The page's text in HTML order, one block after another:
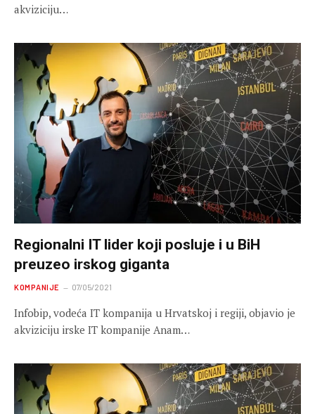
akviziciju…
Regionalni IT lider koji posluje i u BiH
preuzeo irskog giganta
KOMPANIJE 07/05/2021
Infobip, vodeća IT kompanija u Hrvatskoj i regiji, objavio je
akviziciju irske IT kompanije Anam…